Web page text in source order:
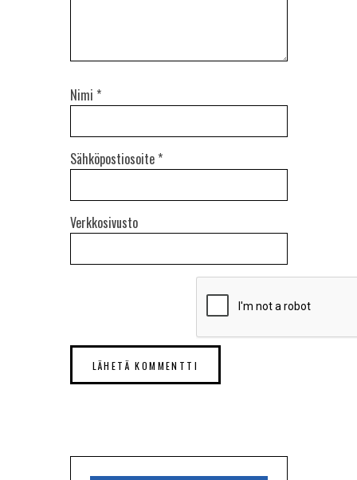
Nimi *
Sähköpostiosoite *
Verkkosivusto